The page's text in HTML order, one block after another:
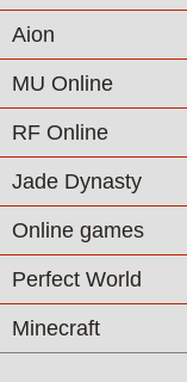
Aion
MU Online
RF Online
Jade Dynasty
Online games
Perfect World
Minecraft